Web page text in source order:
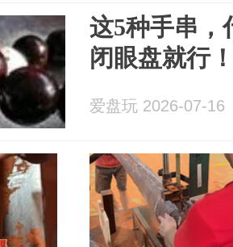
这5种手串，
闭眼盘就行
爱盘玩 2026-07-16